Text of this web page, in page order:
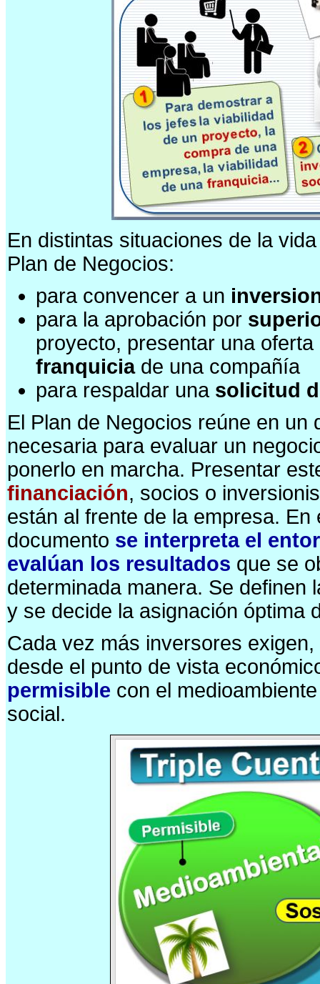
En distintas situaciones de la
Plan de Negocios:
para convencer a un
para la aprobación por
proyecto, presentar una
franquiciade una compañía
para respaldar una solicitud
El Plan de Negocios reúne en
necesaria para evaluar un
ponerlo en marcha. Presentar
financiación, socios o
están al frente de la empresa.
documento se interpreta el
evalúan los resultados que se
determinada manera. Se definen
y se decide la asignación óptima
Cada vez más inversores
desde el punto de vista
permisible con el
social.